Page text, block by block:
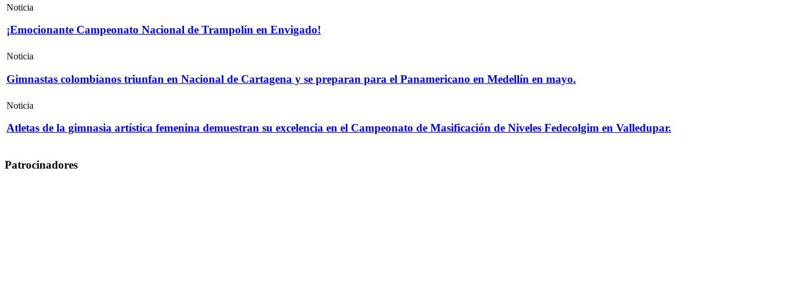
Noticia
¡Emocionante Campeonato Nacional de Trampolín en Envigado!
Noticia
Gimnastas colombianos triunfan en Nacional de Cartagena y se preparan para el Panamericano en Medellín en mayo.
Noticia
Atletas de la gimnasia artística femenina demuestran su excelencia en el Campeonato de Masificación de Niveles Fedecolgim en Valledupar.
Patrocinadores